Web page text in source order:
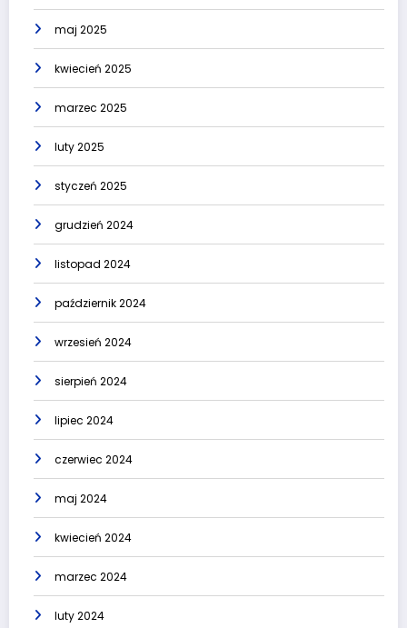
maj 2025
kwiecień 2025
marzec 2025
luty 2025
styczeń 2025
grudzień 2024
listopad 2024
październik 2024
wrzesień 2024
sierpień 2024
lipiec 2024
czerwiec 2024
maj 2024
kwiecień 2024
marzec 2024
luty 2024